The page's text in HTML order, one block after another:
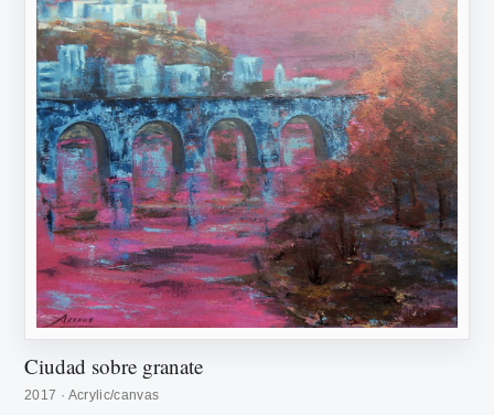
Ciudad sobre granate
2017 · Acrylic/canvas